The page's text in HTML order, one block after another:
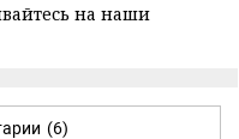
на наши
(6)